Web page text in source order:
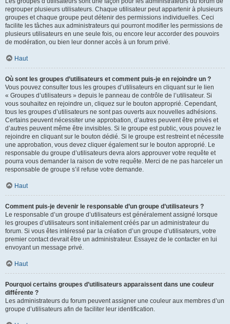
regrouper plusieurs utilisateurs. Chaque utilisateur peut appartenir à plusieurs
groupes et chaque groupe peut détenir des permissions individuelles. Ceci
facilite les tâches aux administrateurs qui pourront modifier les permissions de
plusieurs utilisateurs en une seule fois, ou encore leur accorder des pouvoirs
de modération, ou bien leur donner accès à un forum privé.
Haut
Où sont les groupes d’utilisateurs et comment puis-je en rejoindre un ?
Vous pouvez consulter tous les groupes d’utilisateurs en cliquant sur le lien
« Groupes d’utilisateurs » depuis le panneau de contrôle de l’utilisateur. Si
vous souhaitez en rejoindre un, cliquez sur le bouton approprié. Cependant,
tous les groupes d’utilisateurs ne sont pas ouverts aux nouvelles adhésions.
Certains peuvent nécessiter une approbation, d’autres peuvent être privés et
d’autres peuvent même être invisibles. Si le groupe est public, vous pouvez le
rejoindre en cliquant sur le bouton dédié. Si le groupe est restreint et nécessite
une approbation, vous devez cliquer également sur le bouton approprié. Le
responsable du groupe d’utilisateurs devra alors approuver votre requête et
pourra vous demander la raison de votre requête. Merci de ne pas harceler un
responsable de groupe s’il refuse votre demande.
Haut
Comment puis-je devenir le responsable d’un groupe d’utilisateurs ?
Le responsable d’un groupe d’utilisateurs est généralement assigné lorsque
les groupes d’utilisateurs sont initialement créés par un administrateur du
forum. Si vous êtes intéressé par la création d’un groupe d’utilisateurs, votre
premier contact devrait être un administrateur. Essayez de le contacter en lui
envoyant un message privé.
Haut
Pourquoi certains groupes d’utilisateurs apparaissent dans une couleur
différente ?
Les administrateurs du forum peuvent assigner une couleur aux membres d’un
groupe d’utilisateurs afin de faciliter leur identification.